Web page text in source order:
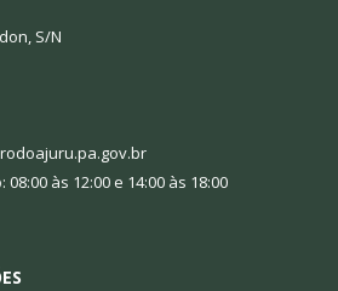
S/N
às 12:00 e 14:00 às 18:00